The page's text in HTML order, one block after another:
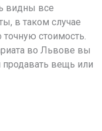
видны все
в таком случае
стоимость.
во Львове вы
продавать вещь или